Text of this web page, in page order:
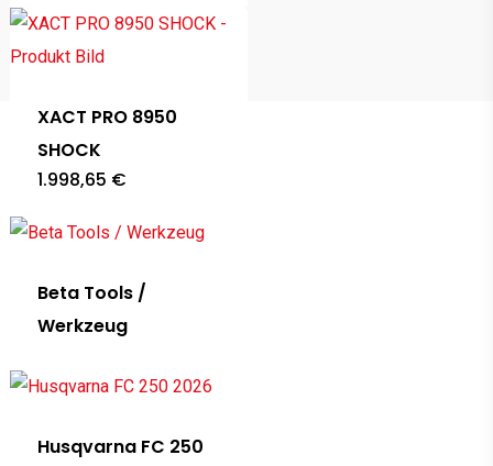
679,95 €485,00 €.
XACT PRO 8950
SHOCK
1.998,65 €
Beta Tools /
Werkzeug
Husqvarna FC 250